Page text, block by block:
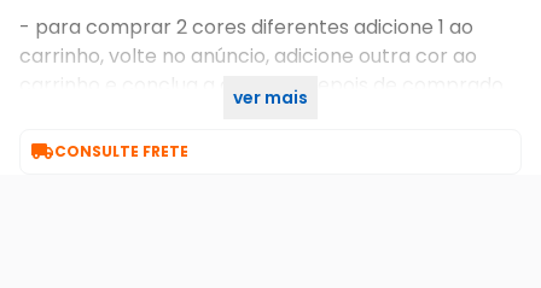
- para comprar 2 cores diferentes adicione 1 ao
carrinho, volte no anúncio, adicione outra cor ao
carrinho e conclua a compra, depois de comprado
ver mais
CONSULTE FRETE